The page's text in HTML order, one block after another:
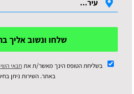
שלחו ונשוב אליך
בשליחת הטופס הינך מאשר/ת את תנאי
באתר. השירות ניתן